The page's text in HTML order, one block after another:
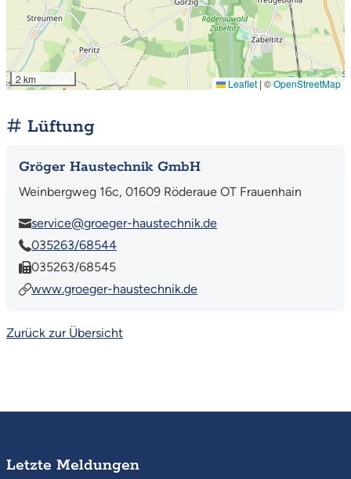
2 km Leaflet | ©OpenStreetMap
Lüftung
Gröger Haustechnik GmbH
Weinbergweg 16c, 01609 Röderaue OT Frauenhain
service@groeger-haustechnik.de
035263/68544
035263/68545
www.groeger-haustechnik.de
Zurück zur Übersicht
Letzte Meldungen